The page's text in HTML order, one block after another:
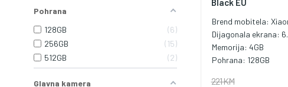
Pohrana
128GB
6
256GB
15
512GB
2
Glavna kamera
Black EU
Brend mobitela:
Dijagonala ekrana:
Memorija: 4GB
Pohrana: 128GB
221 KM